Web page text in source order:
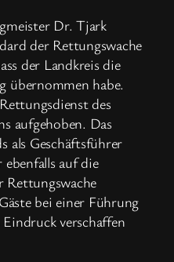
Dr. Tjark
der Rettungswache
der Landkreis die
übernommen habe.
des
aufgehoben. Das
als Geschäftsführer
auf die
Rettungswache
bei einer Führung
verschaffen